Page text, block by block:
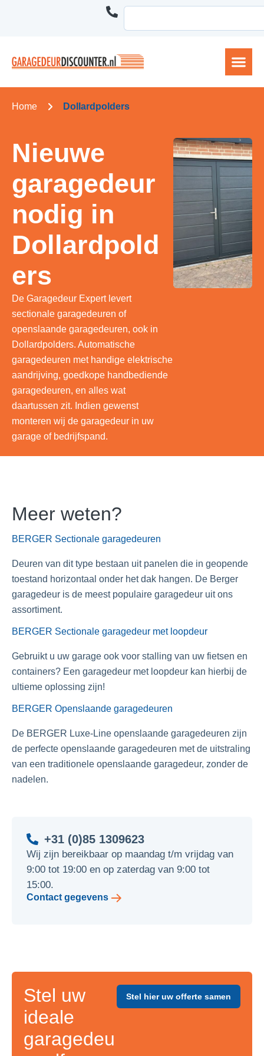
Home Dollardpolders
Nieuwe
garagedeur
nodig in
Dollardpold
ers
De Garagedeur Expert levert
sectionale garagedeuren of
openslaande garagedeuren, ook in
Dollardpolders. Automatische
garagedeuren met handige elektrische
aandrijving, goedkope handbediende
garagedeuren, en alles wat
daartussen zit. Indien gewenst
monteren wij de garagedeur in uw
garage of bedrijfspand.
Meer weten?
BERGER Sectionale garagedeuren
Deuren van dit type bestaan uit panelen die in geopende
toestand horizontaal onder het dak hangen. De Berger
garagedeur is de meest populaire garagedeur uit ons
assortiment.
BERGER Sectionale garagedeur met loopdeur
Gebruikt u uw garage ook voor stalling van uw fietsen en
containers? Een garagedeur met loopdeur kan hierbij de
ultieme oplossing zijn!
BERGER Openslaande garagedeuren
De BERGER Luxe-Line openslaande garagedeuren zijn
de perfecte openslaande garagedeuren met de uitstraling
van een traditionele openslaande garagedeur, zonder de
nadelen.
+31 (0)85 1309623
Wij zijn bereikbaar op maandag t/m vrijdag van
9:00 tot 19:00 en op zaterdag van 9:00 tot
15:00.
Contact gegevens
Stel uw
ideale
garagedeu
Stel hier uw offerte samen